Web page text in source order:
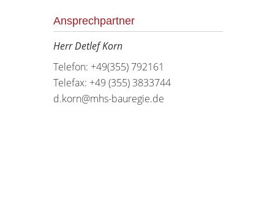
Ansprechpartner
Herr Detlef Korn
Telefon: +49(355) 792161
Telefax: +49 (355) 3833744
d.korn@mhs-bauregie.de